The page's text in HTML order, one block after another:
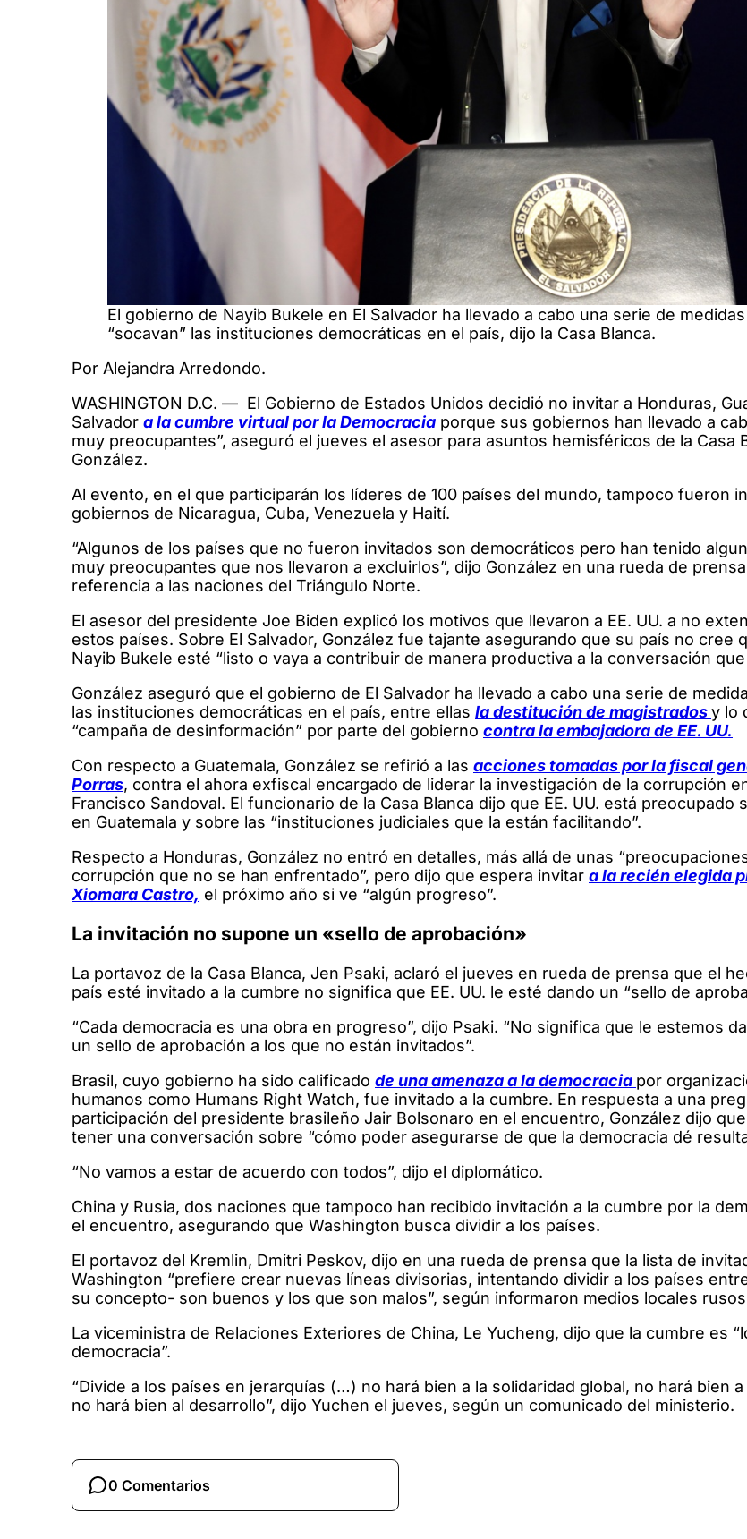
El gobierno de Nayib Bukele en El Salvador ha llevado a cabo una serie de
“socavan” las instituciones democráticas en el país, dijo la Casa Blanca.
Por Alejandra Arredondo.
WASHINGTON D.C. — El Gobierno de Estados Unidos decidió no invitar a Honduras,
Salvador a la cumbre virtual por la Democracia porque sus gobiernos han llevado a
muy preocupantes”, aseguró el jueves el asesor para asuntos hemisféricos de la Casa
González.
Al evento, en el que participarán los líderes de 100 países del mundo, tampoco fueron
gobiernos de Nicaragua, Cuba, Venezuela y Haití.
“Algunos de los países que no fueron invitados son democráticos pero han tenido
muy preocupantes que nos llevaron a excluirlos”, dijo González en una rueda de
referencia a las naciones del Triángulo Norte.
El asesor del presidente Joe Biden explicó los motivos que llevaron a EE. UU. a no
estos países. Sobre El Salvador, González fue tajante asegurando que su país no cree
Nayib Bukele esté “listo o vaya a contribuir de manera productiva a la conversación
González aseguró que el gobierno de El Salvador ha llevado a cabo una serie de
las instituciones democráticas en el país, entre ellas la destitución de magistradosy lo
“campaña de desinformación” por parte del gobierno contra la embajadora de EE. UU.
Con respecto a Guatemala, González se refirió a las acciones tomadas por la fiscal
Porras, contra el ahora exfiscal encargado de liderar la investigación de la corrupción
Francisco Sandoval. El funcionario de la Casa Blanca dijo que EE. UU. está preocupado
en Guatemala y sobre las “instituciones judiciales que la están facilitando”.
Respecto a Honduras, González no entró en detalles, más allá de unas
corrupción que no se han enfrentado”, pero dijo que espera invitar a la recién elegida
Xiomara Castro, el próximo año si ve “algún progreso”.
La invitación no supone un «sello de aprobación»
La portavoz de la Casa Blanca, Jen Psaki, aclaró el jueves en rueda de prensa que el
país esté invitado a la cumbre no significa que EE. UU. le esté dando un “sello de
“Cada democracia es una obra en progreso”, dijo Psaki. “No significa que le estemos
un sello de aprobación a los que no están invitados”.
Brasil, cuyo gobierno ha sido calificado de una amenaza a la democracia por
humanos como Humans Right Watch, fue invitado a la cumbre. En respuesta a una
participación del presidente brasileño Jair Bolsonaro en el encuentro, González dijo que
tener una conversación sobre “cómo poder asegurarse de que la democracia dé
“No vamos a estar de acuerdo con todos”, dijo el diplomático.
China y Rusia, dos naciones que tampoco han recibido invitación a la cumbre por la
el encuentro, asegurando que Washington busca dividir a los países.
El portavoz del Kremlin, Dmitri Peskov, dijo en una rueda de prensa que la lista de
Washington “prefiere crear nuevas líneas divisorias, intentando dividir a los países
su concepto- son buenos y los que son malos”, según informaron medios locales
La viceministra de Relaciones Exteriores de China, Le Yucheng, dijo que la cumbre es
democracia”.
“Divide a los países en jerarquías (…) no hará bien a la solidaridad global, no hará bien
no hará bien al desarrollo”, dijo Yuchen el jueves, según un comunicado del ministerio.
0 Comentarios